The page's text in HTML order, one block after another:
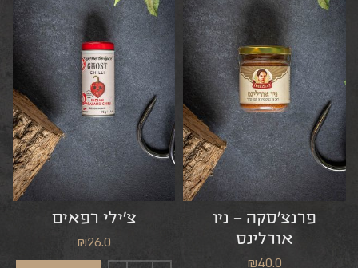
פרנצ’סקה – ניו
אורלינס
₪40.0
צ’ילי רפאים
₪26.0